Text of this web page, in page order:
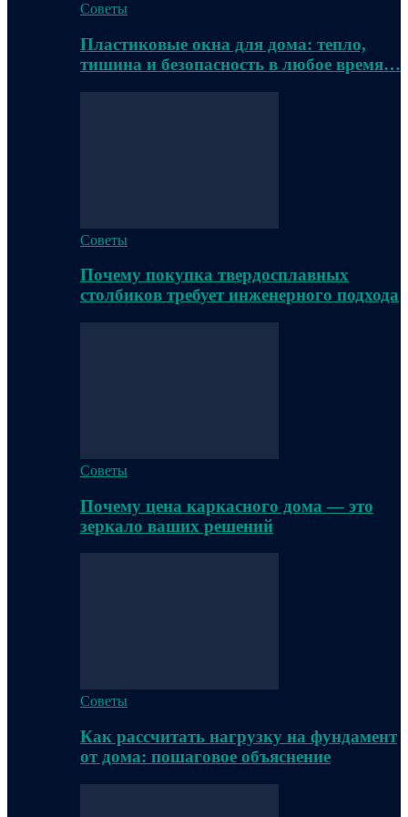
Советы
Пластиковые окна для дома: тепло,
тишина и безопасность в любое время…
Советы
Почему покупка твердосплавных
столбиков требует инженерного подхода
Советы
Почему цена каркасного дома — это
зеркало ваших решений
Советы
Как рассчитать нагрузку на фундамент
от дома: пошаговое объяснение